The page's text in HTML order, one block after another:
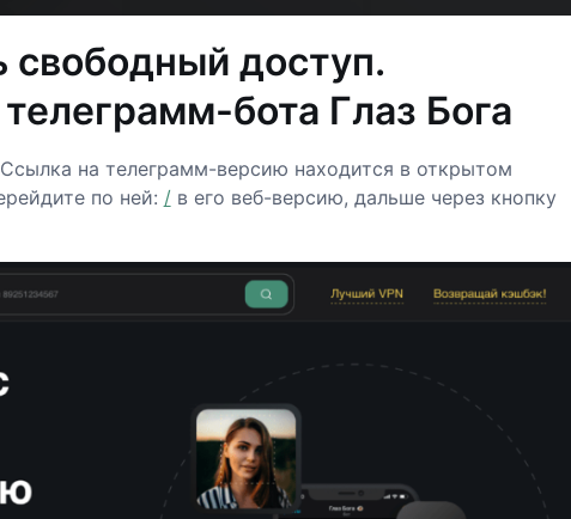
свободный доступ.
бота Глаз Бога
на телеграмм-версию находится в открытом
по ней: /в его веб-версию, дальше через кнопку